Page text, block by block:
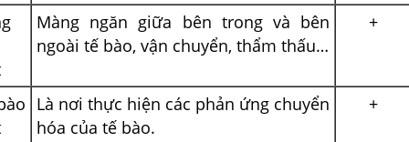
Màng ngăn giữa bên trong và bên
ngoài tế bào, vận chuyển, thẩm thấu…
+
Là nơi thực hiện các phản ứng chuyển
hóa của tế bào.
+